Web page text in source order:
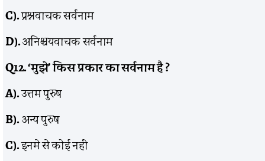
C).प्रश्नवाचक सर्वनाम
D).अनिश्चयवाचक सर्वनाम
Q12. ‘मुझे’ किस प्रकार का सर्वनाम है?
A).उत्तम पुरुष
B).अन्य पुरुष
C).इनमे से कोई नहीं